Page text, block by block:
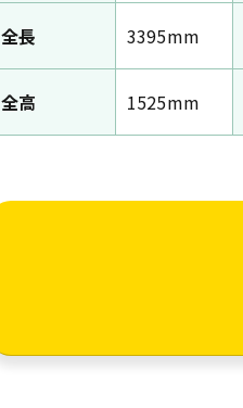
全長 3395mm
全高 1525mm